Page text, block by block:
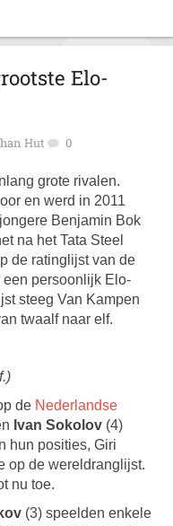
Elo-
Hut 0
grote rivalen.
en werd in 2011
Benjamin Bok
na het Tata Steel
de ratinglijst van de
persoonlijk Elo-
steeg Van Kampen
twaalf naar elf.
de Nederlandse
Ivan Sokolov (4)
hun posities, Giri
op de wereldranglijst.
nu toe.
(3) speelden enkele